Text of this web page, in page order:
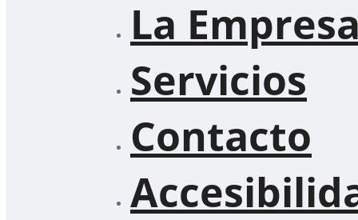
La
Servicios
Contacto